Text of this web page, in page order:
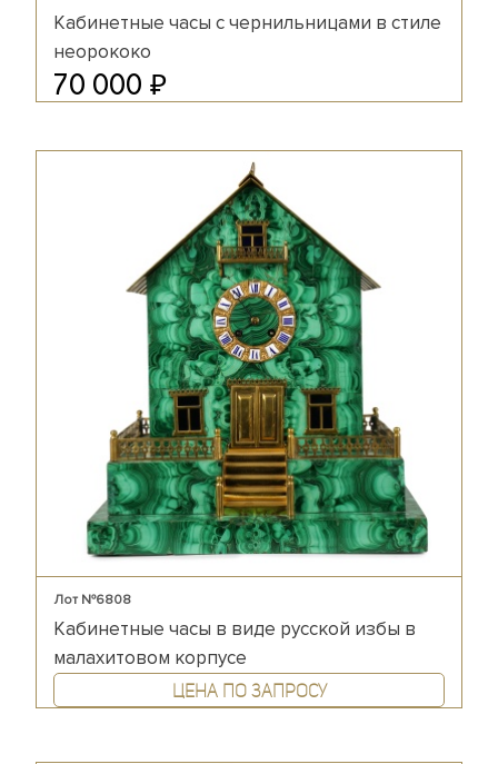
Кабинетные часы с чернильницами в стиле
неорококо
70 000 ₽
Лот №6808
Кабинетные часы в виде русской избы в
малахитовом корпусе
Цена по запросу